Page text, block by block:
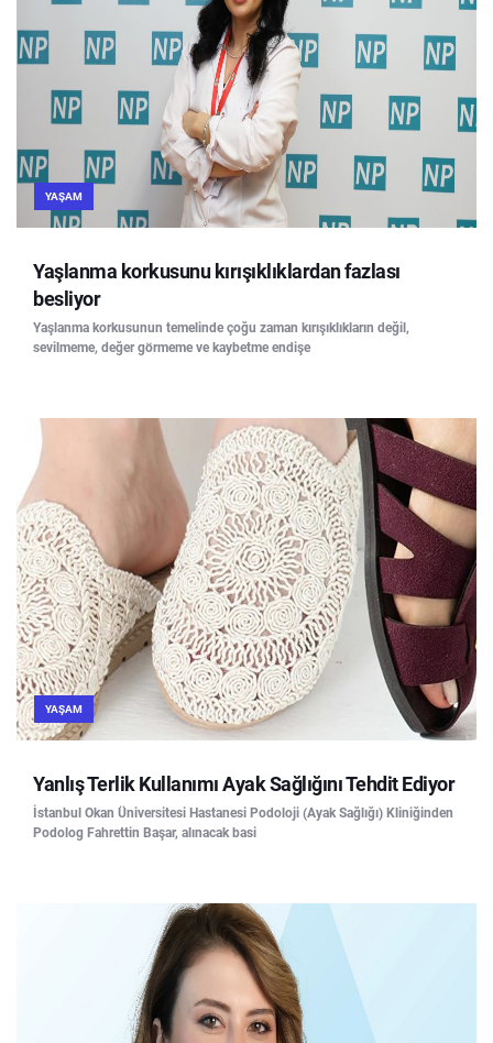
YAŞAM
Yaşlanma korkusunu kırışıklıklardan fazlası
besliyor
Yaşlanma korkusunun temelinde çoğu zaman kırışıklıkların değil,
sevilmeme, değer görmeme ve kaybetme endişe
YAŞAM
Yanlış Terlik Kullanımı Ayak Sağlığını Tehdit Ediyor
İstanbul Okan Üniversitesi Hastanesi Podoloji (Ayak Sağlığı) Kliniğinden
Podolog Fahrettin Başar, alınacak basi